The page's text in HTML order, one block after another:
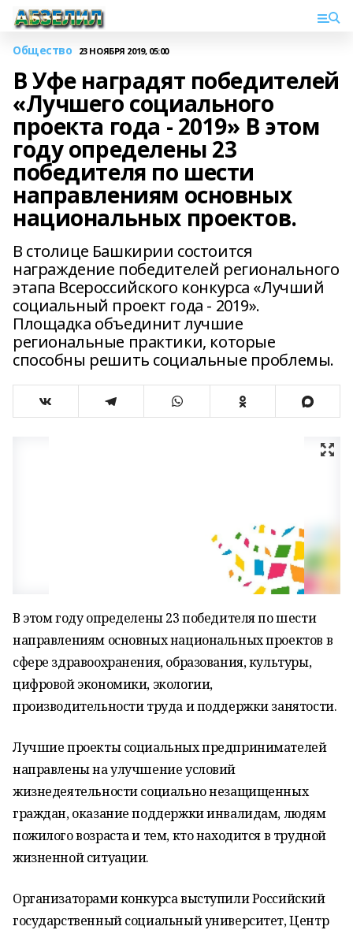
Общество 23 НОЯБРЯ 2019, 05:00
В Уфе наградят победителей
«Лучшего социального
проекта года - 2019» В этом
году определены 23
победителя по шести
направлениям основных
национальных проектов.
В столице Башкирии состоится
награждение победителей регионального
этапа Всероссийского конкурса «Лучший
социальный проект года - 2019».
Площадка объединит лучшие
региональные практики, которые
способны решить социальные проблемы.
В этом году определены 23 победителя по шести
направлениям основных национальных проектов в
сфере здравоохранения, образования, культуры,
цифровой экономики, экологии,
производительности труда и поддержки занятости.
Лучшие проекты социальных предпринимателей
направлены на улучшение условий
жизнедеятельности социально незащищенных
граждан, оказание поддержки инвалидам, людям
пожилого возраста и тем, кто находится в трудной
жизненной ситуации.
Организаторами конкурса выступили Российский
государственный социальный университет, Центр